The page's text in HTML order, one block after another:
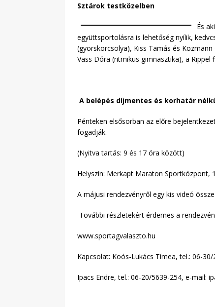
Sztárok testközelben
És
együttsportolásra is lehetőség nyílik,
(gyorskorcsolya), Kiss Tamás és
Vass Dóra (ritmikus gimnasztika), a
A belépés díjmentes és korhatár
Pénteken elsősorban az előre
fogadják.
(Nyitva tartás: 9 és 17 óra között)
Helyszín: Merkapt Maraton Sportközpont,
A májusi rendezvényről egy kis videó
További részletekért érdemes a
www.sportagvalaszto.hu
Kapcsolat: Koós-Lukács Tímea, tel.: 06-
Ipacs Endre, tel.: 06-20/5639-254, e-mail: